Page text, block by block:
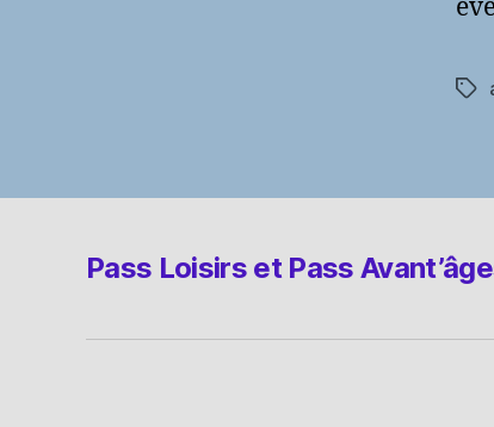
Pass Loisirs et Pass